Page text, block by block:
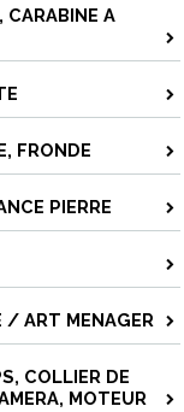
CARABINE A
FRONDE
PIERRE
/ ART MENAGER
COLLIER DE
MOTEUR